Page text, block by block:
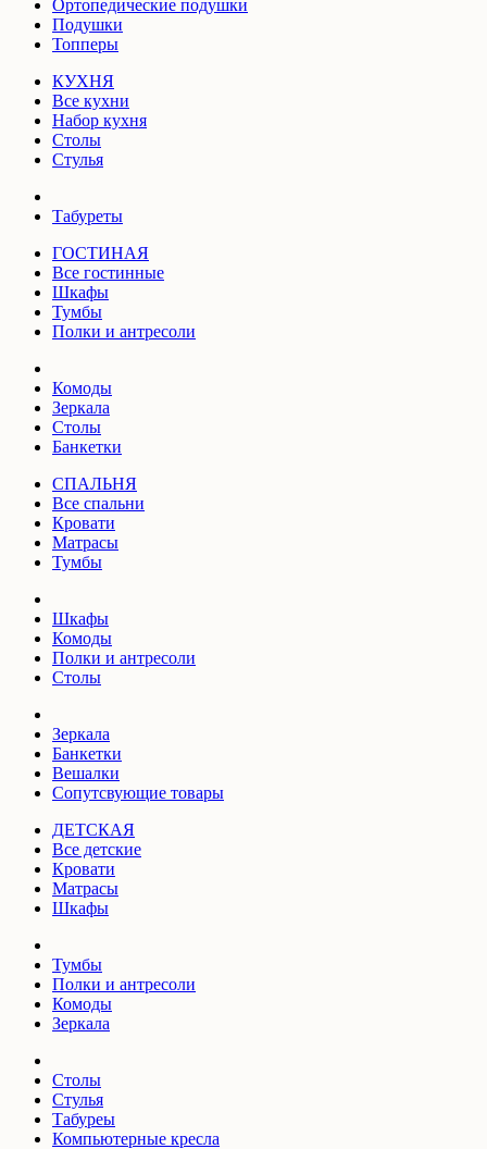
Ортопедические подушки
Подушки
Топперы
КУХНЯ
Все кухни
Набор кухня
Столы
Стулья
Табуреты
ГОСТИНАЯ
Все гостинные
Шкафы
Тумбы
Полки и антресоли
Комоды
Зеркала
Столы
Банкетки
СПАЛЬНЯ
Все спальни
Кровати
Матрасы
Тумбы
Шкафы
Комоды
Полки и антресоли
Столы
Зеркала
Банкетки
Вешалки
Сопутсвующие товары
ДЕТСКАЯ
Все детские
Кровати
Матрасы
Шкафы
Тумбы
Полки и антресоли
Комоды
Зеркала
Столы
Стулья
Табуреы
Компьютерные кресла